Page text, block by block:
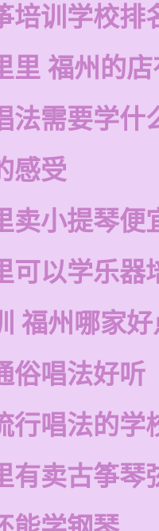
培训学校排
里 福州的
法需要学什
感受
卖小提琴便
可以学乐器
福州哪家
俗唱法好听
行唱法的学
有卖古筝琴